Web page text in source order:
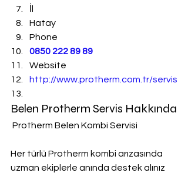
Hatay
Phone
0850 222 89 89
Website
http://www.protherm.com.tr/servis
Belen Protherm Servis Hakkında
Protherm Belen Kombi Servisi
Her türlü Protherm kombi arızasında
uzman ekiplerle anında destek alınız